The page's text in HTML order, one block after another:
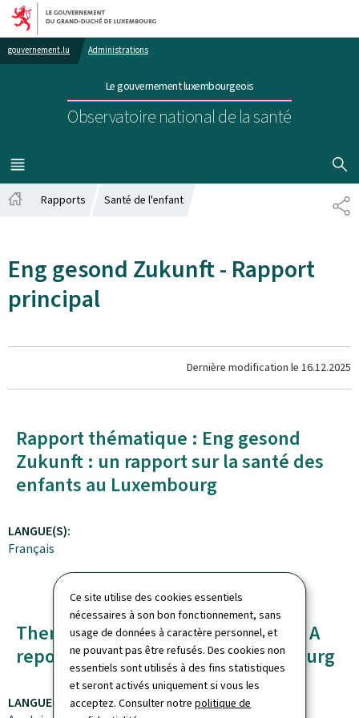
Ce site utilise des cookies essentiels
nécessaires à son bon fonctionnement, sans
usage de données à caractère personnel, et
ne pouvant pas être refusés. Des cookies non
essentiels sont utilisés à des fins statistiques
et seront activés uniquement si vous les
acceptez. Consulter notrepolitique de
Aller au menu principal
Aller au contenu
gouvernement.lu Administrations
Le gouvernement luxembourgeois
Observatoire national de la santé
MENU
PRINCIPAL
Rapports Santé de l'enfant
Eng gesond Zukunft - Rapport
principal
Dernière modification le 16.12.2025
Rapport thématique : Eng gesond
Zukunft : un rapport sur la santé des
enfants au Luxembourg
LANGUE(S):
Français
Thematic Report: Healthy Future : A
report on Child Health in Luxembourg
LANGUE(S):